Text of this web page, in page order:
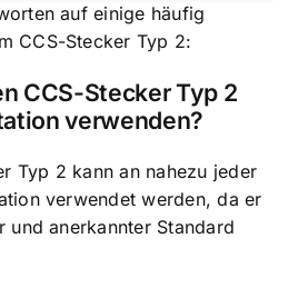
auf einige häufig
CCS-Stecker Typ 2:
CCS-Stecker Typ 2
verwenden?
Typ 2 kann an nahezu jeder
verwendet werden, da er
und anerkannter Standard